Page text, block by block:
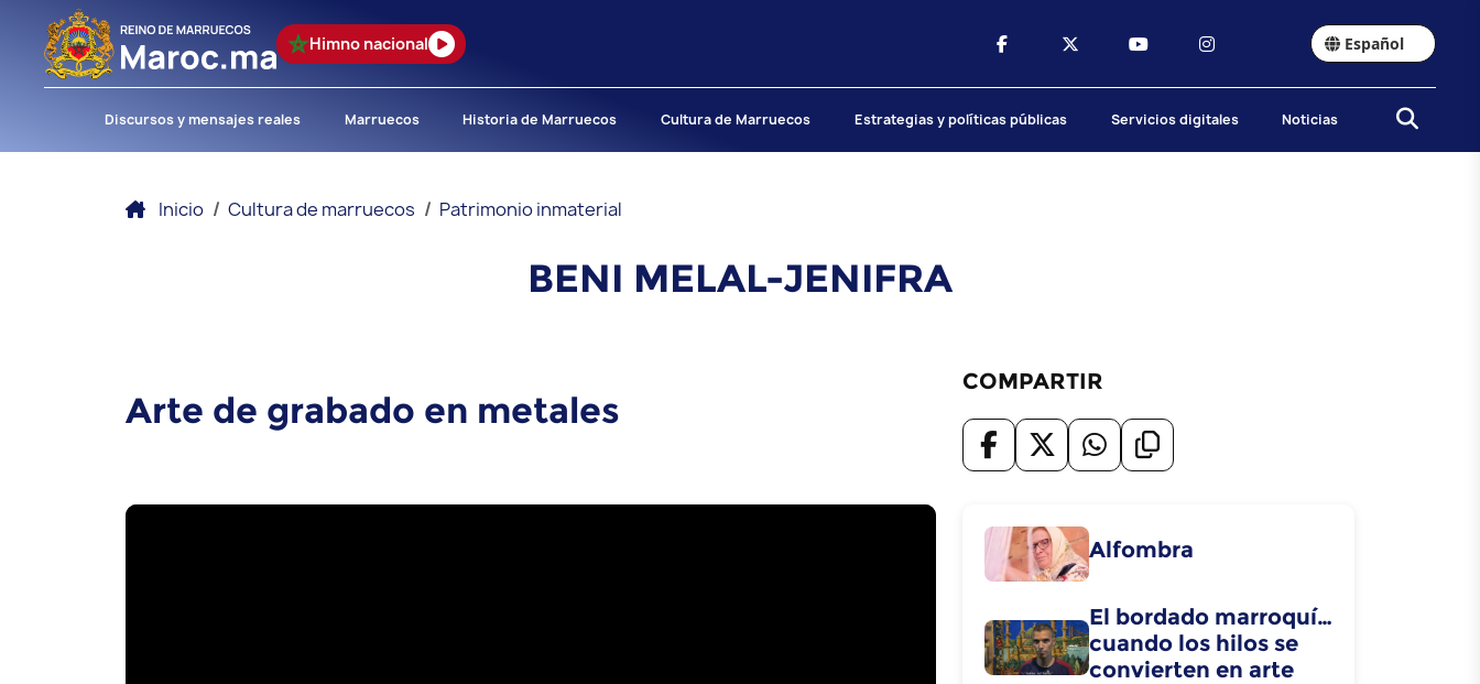
Himno nacional Español
Discursos y mensajes reales Marruecos Historia de Marruecos Cultura de Marruecos Estrategias y políticas públicas Servicios digitales Noticias
Inicio Cultura de marruecos Patrimonio inmaterial
BENI MELAL-JENIFRA
Arte de grabado en metales
COMPARTIR
Alfombra
El bordado marroquí…
cuando los hilos se
convierten en arte